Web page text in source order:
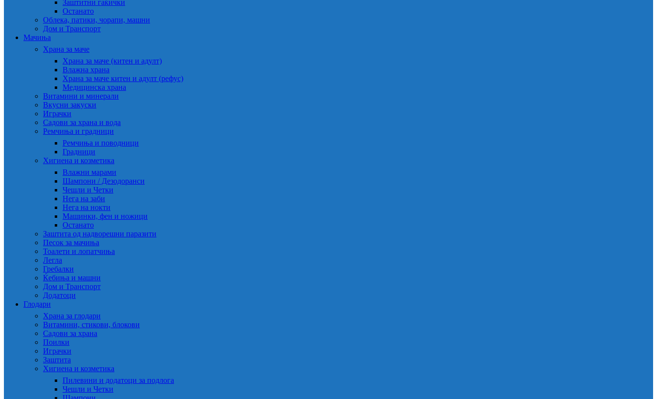
Заштитни гаќички
Останато
Облека, патики, чорапи, машни
Дом и Транспорт
Мачиња
Храна за маче
Храна за маче (китен и адулт)
Влажна храна
Храна за маче китен и адулт (рефус)
Медицинска храна
Витамини и минерали
Вкусни закуски
Играчки
Садови за храна и вода
Ремчиња и градници
Ремчиња и поводници
Градници
Хигиена и козметика
Влажни марами
Шампони / Дезодоранси
Чешли и Четки
Нега на заби
Нега на нокти
Машинки, фен и ножици
Останато
Заштита од надворешни паразити
Песок за мачиња
Тоалети и лопатчиња
Легла
Гребалки
Ќебиња и машни
Дом и Транспорт
Додатоци
Глодари
Храна за глодари
Витамини, стикови, блокови
Садови за храна
Поилки
Играчки
Заштита
Хигиена и козметика
Пилевини и додатоци за подлога
Чешли и Четки